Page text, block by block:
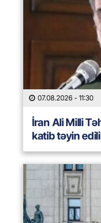
07.08.2026 - 11:30
İran Ali Milli
katib təyin